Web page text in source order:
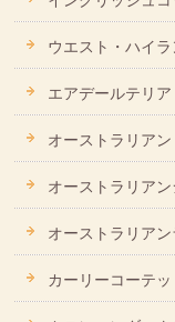
ウエスト・ハイ
エアデールテリア
オーストラリア
オーストラリア
オーストラリア
カーリーコーテ